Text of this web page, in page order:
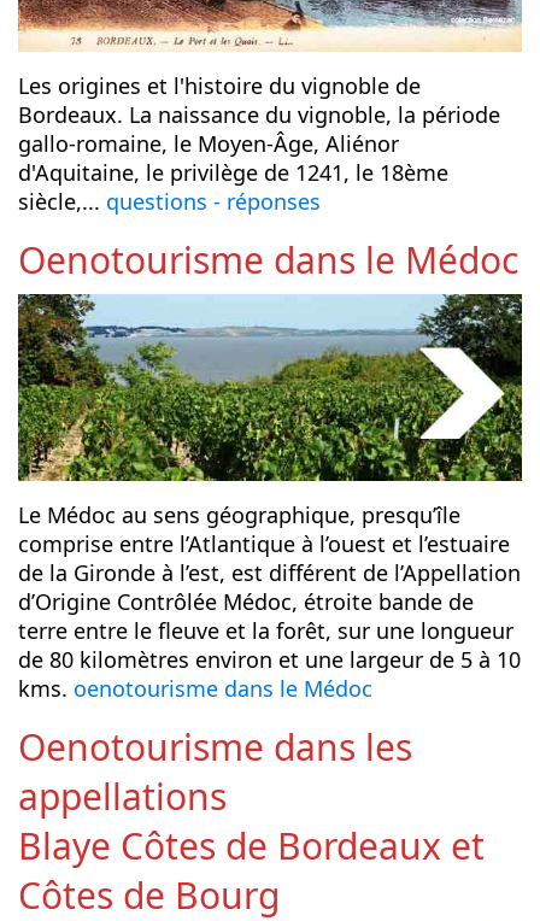
Les origines et l'histoire du vignoble de
Bordeaux. La naissance du vignoble, la période
gallo-romaine, le Moyen-Âge, Aliénor
d'Aquitaine, le privilège de 1241, le 18ème
siècle,... questions - réponses
Oenotourisme dans le Médoc
Le Médoc au sens géographique, presqu’île
comprise entre l’Atlantique à l’ouest et l’estuaire
de la Gironde à l’est, est différent de l’Appellation
d’Origine Contrôlée Médoc, étroite bande de
terre entre le fleuve et la forêt, sur une longueur
de 80 kilomètres environ et une largeur de 5 à 10
kms. oenotourisme dans le Médoc
Oenotourisme dans les
appellations
Blaye Côtes de Bordeaux et
Côtes de Bourg